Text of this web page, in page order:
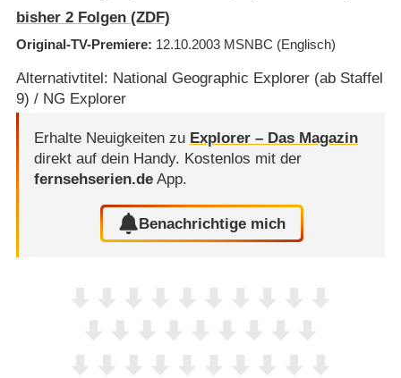
bisher 2Folgen (ZDF)
Original-TV-Premiere 12.10.2003 MSNBC (Englisch)
Alternativtitel: National Geographic Explorer (ab Staffel
9) / NG Explorer
Erhalte Neuigkeiten zu Explorer – Das Magazin
direkt auf dein Handy. Kostenlos mit der
fernsehserien.deApp.
Benachrichtige mich